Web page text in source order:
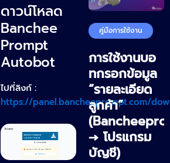
ดาวน์โหลด
Banchee
Prompt
Autobot
ไปที่ลิงก์ :
https://panel.bancheeprompt.com/
คู่มือการใช้งาน
การใช้งานบอ
ทกรอกข้อมูล
“รายละเอียด
ลูกค้า”
→ โปรแกรม
บัญชี)